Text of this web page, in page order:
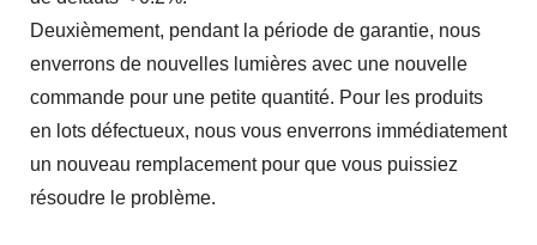
Deuxièmement, pendant la période de garantie, nous
enverrons de nouvelles lumières avec une nouvelle
commande pour une petite quantité. Pour les produits
en lots défectueux, nous vous enverrons immédiatement
un nouveau remplacement pour que vous puissiez
résoudre le problème.